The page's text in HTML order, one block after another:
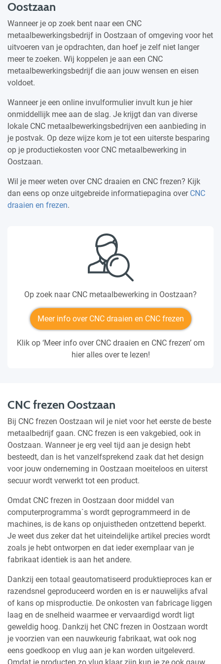
Oostzaan
Wanneer je op zoek bent naar een CNC
metaalbewerkingsbedrijf in Oostzaan of omgeving voor het
uitvoeren van je opdrachten, dan hoef je zelf niet langer
meer te zoeken. Wij koppelen je aan een CNC
metaalbewerkingsbedrijf die aan jouw wensen en eisen
voldoet.
Wanneer je een online invulformulier invult kun je hier
onmiddellijk mee aan de slag. Je krijgt dan van diverse
lokale CNC metaalbewerkingsbedrijven een aanbieding in
je postvak. Op deze wijze kom je tot een uiterste besparing
op je productiekosten voor CNC metaalbewerking in
Oostzaan.
Wil je meer weten over CNC draaien en CNC frezen? Kijk
dan eens op onze uitgebreide informatiepagina over CNC
draaien en frezen.
Op zoek naar CNC metaalbewerking in Oostzaan?
Meer info over CNC draaien en CNC frezen
Klik op ‘Meer info over CNC draaien en CNC frezen’ om
hier alles over te lezen!
CNC frezen Oostzaan
Bij CNC frezen Oostzaan wil je niet voor het eerste de beste
metaalbedrijf gaan. CNC frezen is een vakgebied, ook in
Oostzaan. Wanneer je erg veel tijd aan je design hebt
besteedt, dan is het vanzelfsprekend zaak dat het design
voor jouw onderneming in Oostzaan moeiteloos en uiterst
secuur wordt verwerkt tot een product.
Omdat CNC frezen in Oostzaan door middel van
computerprogramma`s wordt geprogrammeerd in de
machines, is de kans op onjuistheden ontzettend beperkt.
Je weet dus zeker dat het uiteindelijke artikel precies wordt
zoals je hebt ontworpen en dat ieder exemplaar van je
fabrikaat identiek is aan het andere.
Dankzij een totaal geautomatiseerd produktieproces kan er
razendsnel geproduceerd worden en is er nauwelijks afval
of kans op misproductie. De onkosten van fabricage liggen
laag en de snelheid waarmee er vervaardigd wordt ligt
geweldig hoog. Dankzij het CNC frezen in Oostzaan wordt
je voorzien van een nauwkeurig fabrikaat, wat ook nog
eens goedkoop en vlug aan je kan worden uitgeleverd.